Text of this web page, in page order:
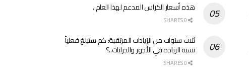
هذه أسعار الكراس المدعم لهذا العام..
ثلاث سنوات من الزيادات المرتقبة: كم ستبلغ فعلياً
نسبة الزيادة في الأجور والجرايات..؟